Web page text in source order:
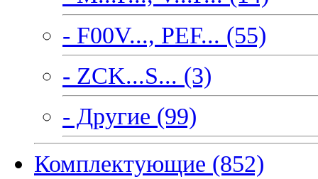
- F00V..., PEF... (55)
- ZCK...S... (3)
- Другие (99)
Комплектующие (852)